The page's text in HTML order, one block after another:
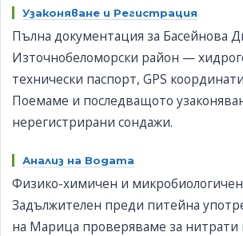
Узаконяване и Регистрация
Пълна документация за Басейнова
Източнобеломорски район —
технически паспорт, GPS
Поемаме и последващото
нерегистрирани сондажи.
Анализ на Водата
Физико-химичен и микробиологичен
Задължителен преди питейна
на Марица проверяваме за нитрати